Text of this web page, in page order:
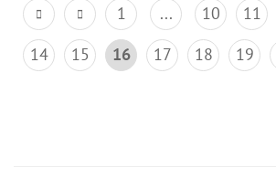
1 ... 10 11
14
15 16 17 18 19